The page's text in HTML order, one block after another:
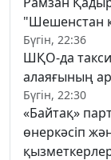
"Шешенстан
Бүгін, 22:36
ШҚО-да такси
алаяғының
Бүгін, 22:30
«Байтақ»
өнеркәсіп